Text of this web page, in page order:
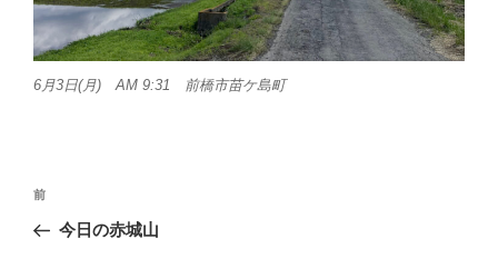
6月3日(月) AM 9:31 前橋市苗ケ島町
投
ナ
前
の
前
今日の赤城山